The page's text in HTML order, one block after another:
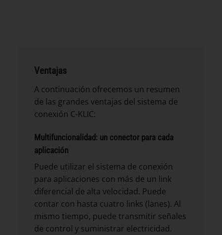
Ventajas
A continuación ofrecemos un resumen
de las grandes ventajas del sistema de
conexión C-KLIC:
Multifuncionalidad: un conector para cada
aplicación
Puede utilizar el sistema de conexión
para aplicaciones con más de un link
diferencial de alta velocidad. Puede
contar con hasta cuatro links (lanes). Al
mismo tiempo, puede transmitir señales
de control y suministrar electricidad.